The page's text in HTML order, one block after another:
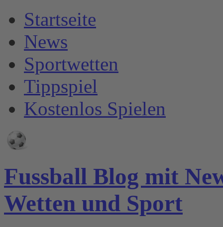
Startseite
News
Sportwetten
Tippspiel
Kostenlos Spielen
Fussball Blog mit
Wetten und Sport